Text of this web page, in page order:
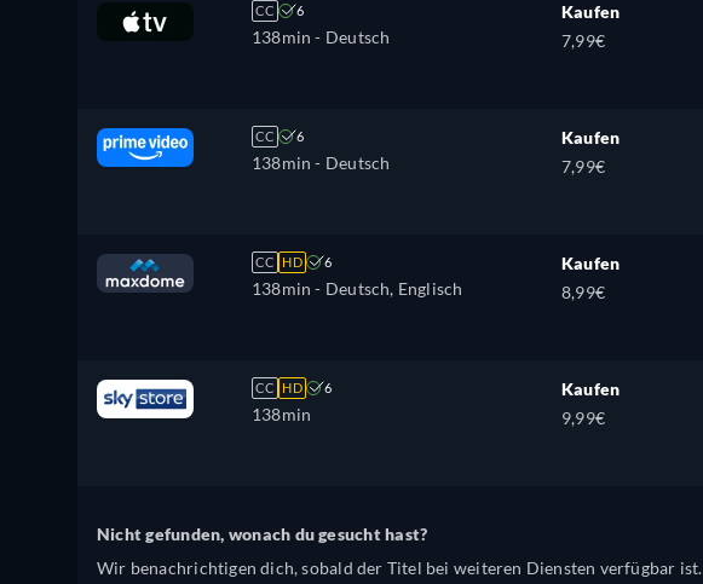
CC 6
138min - Deutsch
Kaufen
7,99€
CC 6
138min - Deutsch
Kaufen
7,99€
CC HD 6
138min - Deutsch, Englisch
Kaufen
8,99€
CC HD 6
138min
Kaufen
9,99€
Nicht gefunden, wonach du gesucht hast?
Wir benachrichtigen dich, sobald der Titel bei weiteren Diensten verfügbar ist.